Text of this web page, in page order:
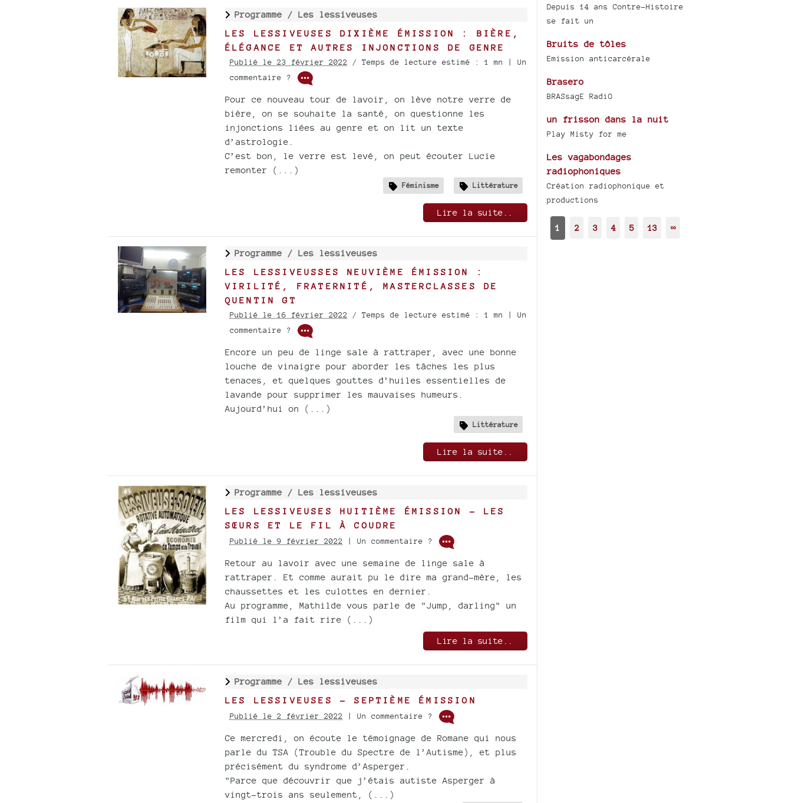
Programme / Les lessiveuses
LES LESSIVEUSES DIXIÈME ÉMISSION : BIÈRE,
ÉLÉGANCE ET AUTRES INJONCTIONS DE GENRE
Publié le 23 février 2022
/ Temps de lecture estimé : 1 mn | Un
commentaire ?
Pour ce nouveau tour de lavoir, on lève notre verre de
bière, on se souhaite la santé, on questionne les
injonctions liées au genre et on lit un texte
d’astrologie.
C’est bon, le verre est levé, on peut écouter Lucie
remonter (...)
Féminisme Littérature
Lire la suite..
Programme / Les lessiveuses
LES LESSIVEUSSES NEUVIÈME ÉMISSION :
VIRILITÉ, FRATERNITÉ, MASTERCLASSES DE
QUENTIN GT
Publié le 16 février 2022
/ Temps de lecture estimé : 1 mn | Un
commentaire ?
Encore un peu de linge sale à rattraper, avec une bonne
louche de vinaigre pour aborder les tâches les plus
tenaces, et quelques gouttes d’huiles essentielles de
lavande pour supprimer les mauvaises humeurs.
Aujourd’hui on (...)
Littérature
Lire la suite..
Programme / Les lessiveuses
LES LESSIVEUSES HUITIÈME ÉMISSION - LES
SŒURS ET LE FIL À COUDRE
Publié le 9 février 2022 | Un commentaire ?
Retour au lavoir avec une semaine de linge sale à
rattraper. Et comme aurait pu le dire ma grand-mère, les
chaussettes et les culottes en dernier.
Au programme, Mathilde vous parle de "Jump, darling" un
film qui l’a fait rire (...)
Lire la suite..
Programme / Les lessiveuses
LES LESSIVEUSES - SEPTIÈME ÉMISSION
Publié le 2 février 2022 | Un commentaire ?
Ce mercredi, on écoute le témoignage de Romane qui nous
parle du TSA (Trouble du Spectre de l’Autisme), et plus
précisément du syndrome d’Asperger.
"Parce que découvrir que j’étais autiste Asperger à
vingt-trois ans seulement, (...)
Depuis 14 ans Contre-Histoire
se fait un
Bruits de tôles
Emission anticarcérale
Brasero
BRASsagE RadiO
un frisson dans la nuit
Play Misty for me
Les vagabondages
radiophoniques
Création radiophonique et
productions
1 2 3 4 5 13 ∞